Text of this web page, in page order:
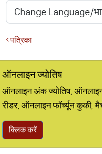
पत्रिका
ऑनलाइन ज्योतिष
ऑनलाइन अंक ज्योतिष,
रीडर, ऑनलाइन फॉर्च्यून कुकी,
क्लिक करें